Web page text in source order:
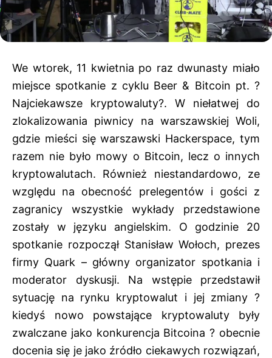
We wtorek, 11 kwietnia po raz dwunasty miało
miejsce spotkanie z cyklu Beer & Bitcoin pt. ?
Najciekawsze kryptowaluty?. W niełatwej do
zlokalizowania piwnicy na warszawskiej Woli,
gdzie mieści się warszawski Hackerspace, tym
razem nie było mowy o Bitcoin, lecz o innych
kryptowalutach. Również niestandardowo, ze
względu na obecność prelegentów i gości z
zagranicy wszystkie wykłady przedstawione
zostały w języku angielskim. O godzinie 20
spotkanie rozpoczął Stanisław Wołoch, prezes
firmy Quark – główny organizator spotkania i
moderator dyskusji. Na wstępie przedstawił
sytuację na rynku kryptowalut i jej zmiany ?
kiedyś nowo powstające kryptowaluty były
zwalczane jako konkurencja Bitcoina ? obecnie
docenia się je jako źródło ciekawych rozwiązań,